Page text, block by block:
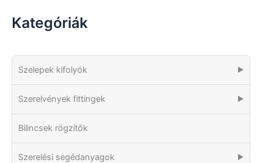
Kategóriák
Szelepek kifolyók ▶
Szerelvények fittingek ▶
Bilincsek rögzítők
Szerelési segédanyagok ▶